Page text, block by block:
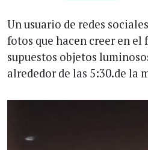
Un usuario de redes
fotos que hacen creer en el
supuestos objetos
alrededor de las 5:30.de la